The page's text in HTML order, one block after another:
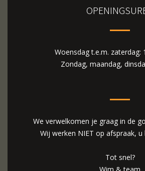
Woensdag t.e.m. zaterdag:
Zondag, maandag,
We verwelkomen je graag in de
Wij werken NIET op afspraak,
Tot snel?